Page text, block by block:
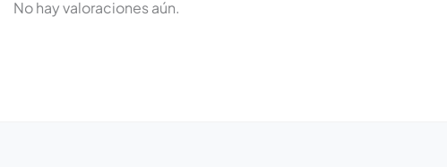
No hay valoraciones aún.